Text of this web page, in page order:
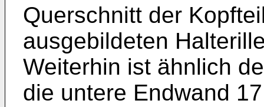
Querschnitt der
ausgebildeten
Weiterhin ist ähnlich
die untere Endwand